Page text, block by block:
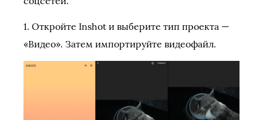
1. Откройте Inshot и выберите тип проекта —
«Видео». Затем импортируйте видеофайл.